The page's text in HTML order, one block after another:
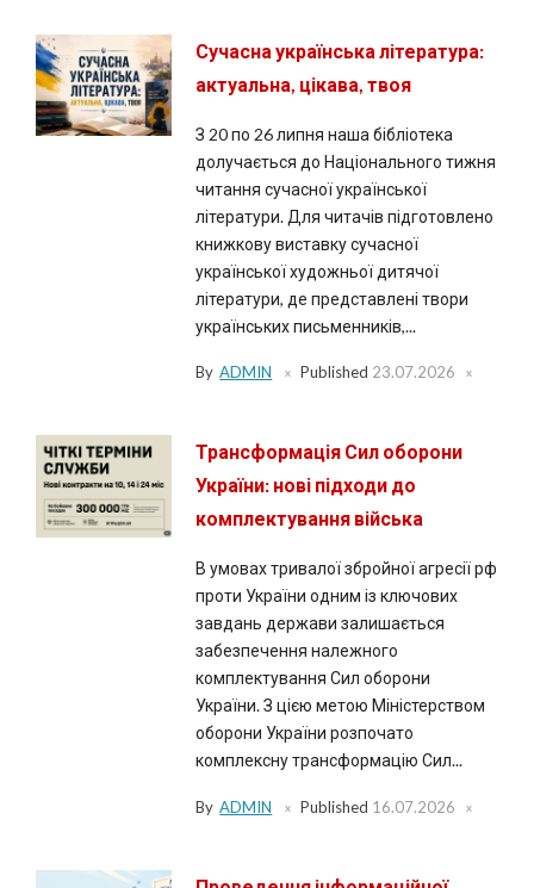
Сучасна українська література:
актуальна, цікава, твоя
З 20 по 26 липня наша бібліотека
долучається до Національного тижня
читання сучасної української
літератури. Для читачів підготовлено
книжкову виставку сучасної
української художньої дитячої
літератури, де представлені твори
українських письменників,...
By ADMIN Published 23.07.2026
Трансформація Сил оборони
України: нові підходи до
комплектування війська
В умовах тривалої збройної агресії рф
проти України одним із ключових
завдань держави залишається
забезпечення належного
комплектування Сил оборони
України. З цією метою Міністерством
оборони України розпочато
комплексну трансформацію Сил...
By ADMIN Published 16.07.2026